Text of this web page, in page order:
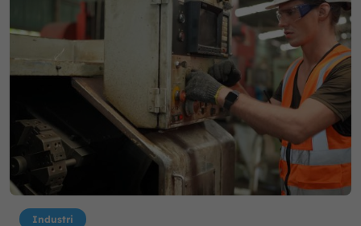
Industri